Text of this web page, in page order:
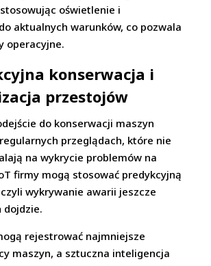
oświetlenie i
aktualnych warunków, co pozwala
operacyjne.
konserwacja i
przestojów
do konserwacji maszyn
przeglądach, które nie
na wykrycie problemów na
firmy mogą stosować predykcyjną
wykrywanie awarii jeszcze
dojdzie.
rejestrować najmniejsze
maszyn, a sztuczna inteligencja